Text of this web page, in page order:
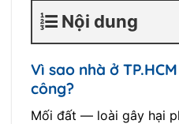
Nội dung
Vì sao nhà ở
công?
Mối đất — loài gây hại